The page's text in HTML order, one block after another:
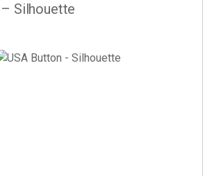
Silhouette